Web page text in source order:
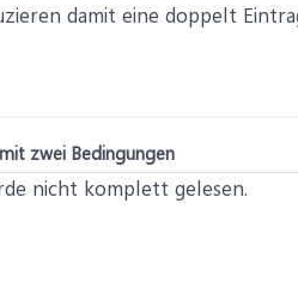
damit eine doppelt
zwei Bedingungen
nicht komplett gelesen.